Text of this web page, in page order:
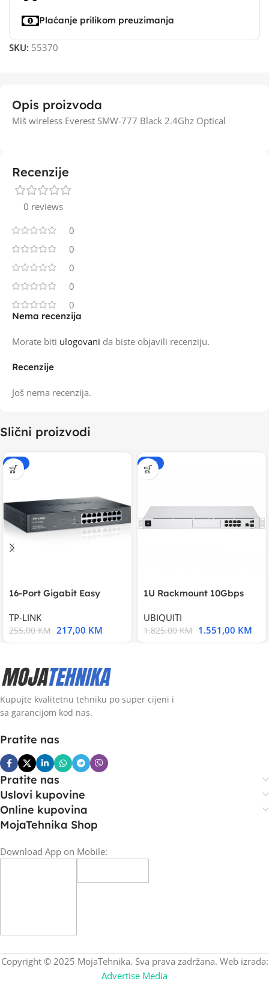
Plaćanje prilikom preuzimanja
SKU: 55370
Opis proizvoda
Miš wireless Everest SMW-777 Black 2.4Ghz Optical
Recenzije
0 reviews
0
0
0
0
0
Recenzije
Još nema recenzija.
Nema recenzija
Morate biti ulogovani da biste objavili recenziju.
Slični proizvodi
-15%
16-Port Gigabit Easy
TP-LINK
255,00KM 217,00 KM
-15%
1U Rackmount 10Gbps
UBIQUITI
1.825,00KM 1.551,00 KM
Kupujte kvalitetnu tehniku po super cijeni i
sa garancijom kod nas.
Pratite nas
Pratite nas
Uslovi kupovine
Online kupovina
MojaTehnika Shop
Download App on Mobile:
Copyright © 2025 MojaTehnika. Sva prava zadržana. Web izrada:
Advertise Media